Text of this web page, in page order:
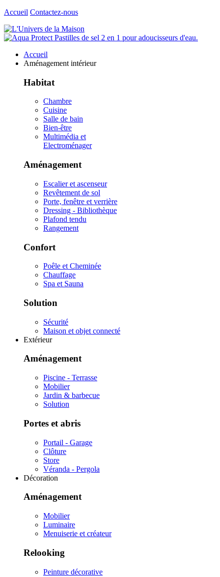
Accueil Contactez-nous
Accueil
Aménagement intérieur
Habitat
Chambre
Cuisine
Salle de bain
Bien-être
Multimédia et
Electroménager
Aménagement
Escalier et ascenseur
Revêtement de sol
Porte, fenêtre et verrière
Dressing - Bibliothèque
Plafond tendu
Rangement
Confort
Poêle et Cheminée
Chauffage
Spa et Sauna
Solution
Sécurité
Maison et objet connecté
Extérieur
Aménagement
Piscine - Terrasse
Mobilier
Jardin & barbecue
Solution
Portes et abris
Portail - Garage
Clôture
Store
Véranda - Pergola
Décoration
Aménagement
Mobilier
Luminaire
Menuiserie et créateur
Relooking
Peinture décorative